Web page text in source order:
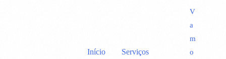
Início
Serviços
V
a
m
o